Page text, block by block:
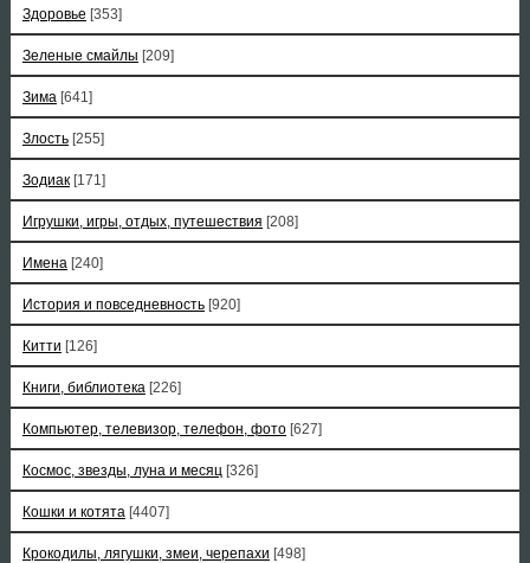
Здоровье [353]
Зеленые смайлы [209]
Зима [641]
Злость [255]
Зодиак [171]
Игрушки, игры, отдых, путешествия [208]
Имена [240]
История и повседневность [920]
Китти [126]
Книги, библиотека [226]
Компьютер, телевизор, телефон, фото [627]
Космос, звезды, луна и месяц [326]
Кошки и котята [4407]
Крокодилы, лягушки, змеи, черепахи [498]